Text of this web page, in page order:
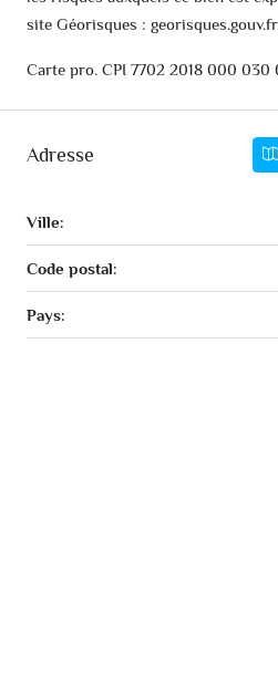
site Géorisques :
Carte pro. CPI 7702 2018 000 030
Adresse
Ville:
Code postal:
Pays: